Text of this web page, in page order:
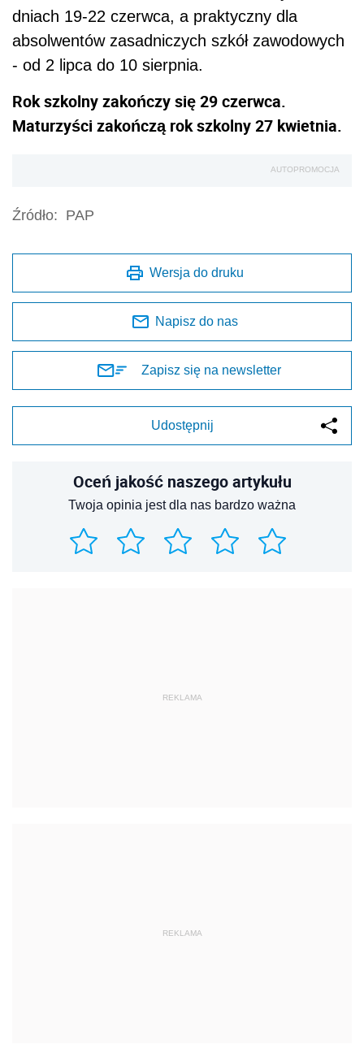
dniach 19-22 czerwca, a praktyczny dla
absolwentów zasadniczych szkół zawodowych
- od 2 lipca do 10 sierpnia.
Rok szkolny zakończy się 29 czerwca.
Maturzyści zakończą rok szkolny 27 kwietnia.
AUTOPROMOCJA
Źródło: PAP
Wersja do druku
Napisz do nas
Zapisz się na newsletter
Udostępnij
Oceń jakość naszego artykułu
Twoja opinia jest dla nas bardzo ważna
REKLAMA
REKLAMA